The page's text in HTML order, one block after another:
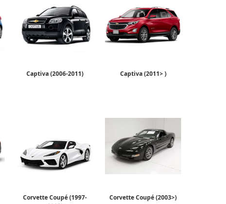
Captiva (2006-2011) Captiva (2011> )
Corvette Coupé (1997-
Corvette Coupé (2003>)